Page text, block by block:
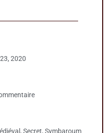
2020
, Secret, Symbaroum